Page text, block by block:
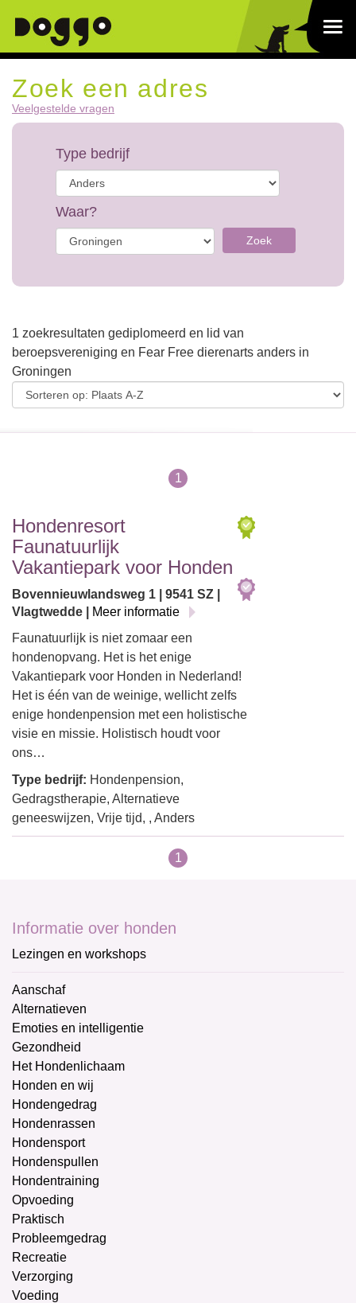
Zoek een adres
Veelgestelde vragen
Type bedrijf
Waar?
Zoek
1 zoekresultaten gediplomeerd en lid van
beroepsvereniging en Fear Free dierenarts anders in
Groningen
1
Hondenresort
Faunatuurlijk
Vakantiepark voor Honden
Bovennieuwlandsweg 1 | 9541 SZ |
Vlagtwedde |
Meer informatie
Faunatuurlijk is niet zomaar een
hondenopvang. Het is het enige
Vakantiepark voor Honden in Nederland!
Het is één van de weinige, wellicht zelfs
enige hondenpension met een holistische
visie en missie. Holistisch houdt voor
ons…
Type bedrijf: Hondenpension,
Gedragstherapie, Alternatieve
geneeswijzen, Vrije tijd, , Anders
1
Informatie over honden
Lezingen en workshops
Aanschaf
Alternatieven
Emoties en intelligentie
Gezondheid
Het Hondenlichaam
Honden en wij
Hondengedrag
Hondenrassen
Hondensport
Hondenspullen
Hondentraining
Opvoeding
Praktisch
Probleemgedrag
Recreatie
Verzorging
Voeding